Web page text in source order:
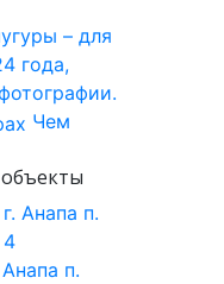
– для
года,
Чем
п.